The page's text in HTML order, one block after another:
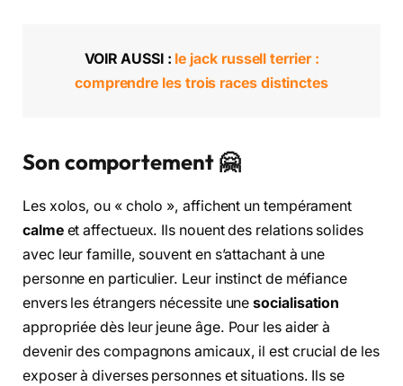
VOIR AUSSI : le jack russell terrier :
comprendre les trois races distinctes
Son comportement 🤗
Les xolos, ou « cholo », affichent un tempérament
calmeet affectueux. Ils nouent des relations solides
avec leur famille, souvent en s’attachant à une
personne en particulier. Leur instinct de méfiance
envers les étrangers nécessite unesocialisation
appropriée dès leur jeune âge. Pour les aider à
devenir des compagnons amicaux, il est crucial de les
exposer à diverses personnes et situations. Ils se